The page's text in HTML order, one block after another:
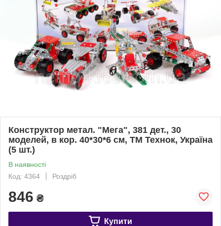
Конструктор метал. "Мега", 381 дет., 30
моделей, в кор. 40*30*6 см, ТМ Технок, Україна
(5 шт.)
В наявності
Код: 4364
Роздріб
846 ₴
Купити